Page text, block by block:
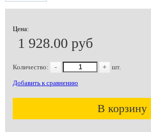
Цена:
1 928.00 руб
Количество: - + шт.
Добавить к сравнению
В корзину